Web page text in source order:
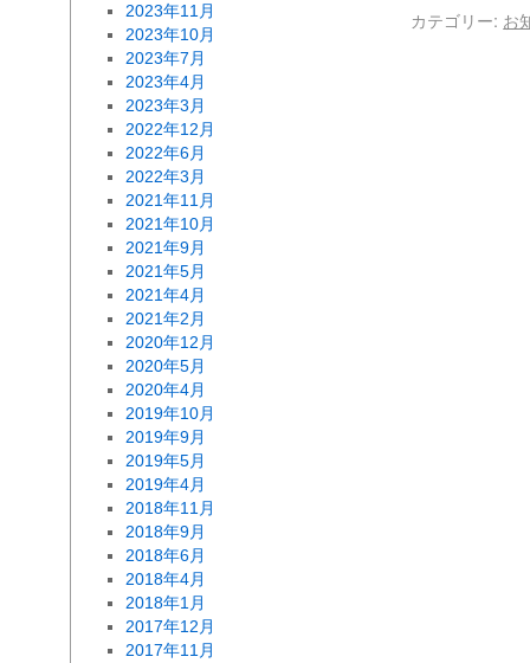
カテゴリー: お
2023年11月
2023年10月
2023年7月
2023年4月
2023年3月
2022年12月
2022年6月
2022年3月
2021年11月
2021年10月
2021年9月
2021年5月
2021年4月
2021年2月
2020年12月
2020年5月
2020年4月
2019年10月
2019年9月
2019年5月
2019年4月
2018年11月
2018年9月
2018年6月
2018年4月
2018年1月
2017年12月
2017年11月